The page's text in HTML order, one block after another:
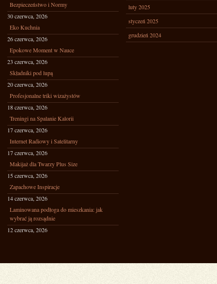
Bezpieczeństwo i Normy
30 czerwca, 2026
Eko Kuchnia
26 czerwca, 2026
Epokowe Moment w Nauce
23 czerwca, 2026
Składniki pod lupą
20 czerwca, 2026
Profesjonalne triki wizażystów
18 czerwca, 2026
Treningi na Spalanie Kalorii
17 czerwca, 2026
Internet Radiowy i Satelitarny
17 czerwca, 2026
Makijaż dla Twarzy Plus Size
15 czerwca, 2026
Zapachowe Inspiracje
14 czerwca, 2026
Laminowana podłoga do mieszkania: jak
wybrać ją rozsądnie
12 czerwca, 2026
luty 2025
styczeń 2025
grudzień 2024